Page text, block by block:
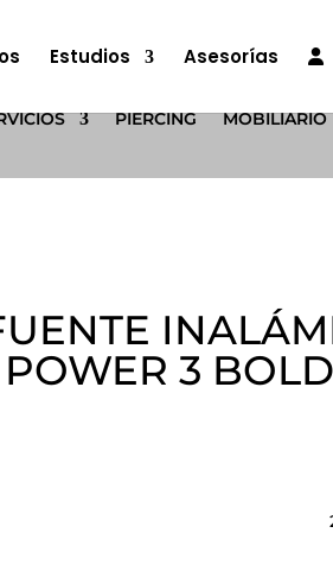
Estudios Asesorías
PIERCING MOBILIARIO
POWER 3